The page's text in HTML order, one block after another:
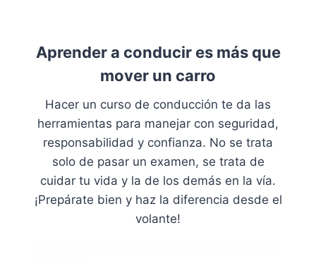
Aprender a conducir es más que
mover un carro
Hacer un curso de conducción te da las
herramientas para manejar con seguridad,
responsabilidad y confianza. No se trata
solo de pasar un examen, se trata de
cuidar tu vida y la de los demás en la vía.
¡Prepárate bien y haz la diferencia desde el
volante!